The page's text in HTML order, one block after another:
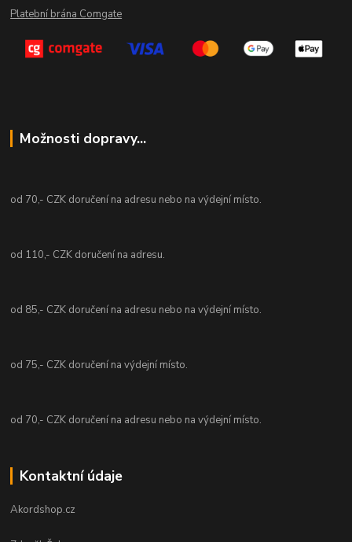
Platební brána Comgate
Možnosti dopravy...
od 70,- CZK doručení na adresu nebo na výdejní místo.
od 110,- CZK doručení na adresu.
od 85,- CZK doručení na adresu nebo na výdejní místo.
od 75,- CZK doručení na výdejní místo.
od 70,- CZK doručení na adresu nebo na výdejní místo.
Kontaktní údaje
Akordshop.cz